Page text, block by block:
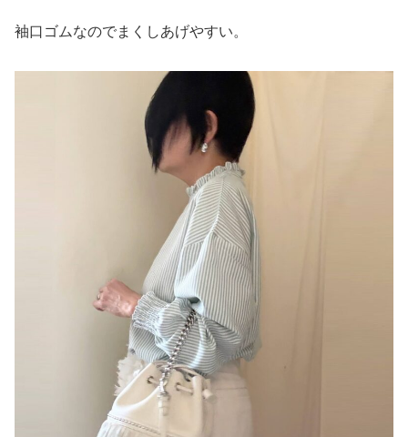
袖口ゴムなのでまくしあげやすい。